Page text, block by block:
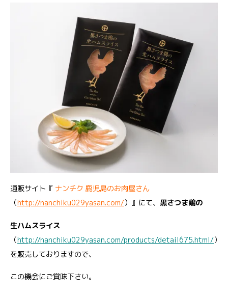
通販サイト『 ナンチク 鹿児島のお肉屋さん
（http://nanchiku029yasan.com/）』にて、 黒さつま鶏の
生ハムスライス
（http://nanchiku029yasan.com/products/detail675.html/）
を販売しておりますので、
この機会にご賞味下さい。